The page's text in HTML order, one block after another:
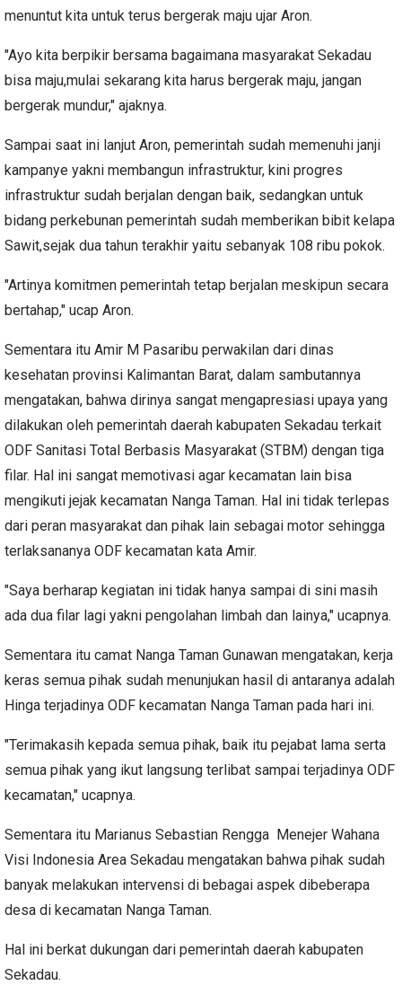
menuntut kita untuk terus bergerak maju ujar Aron.
"Ayo kita berpikir bersama bagaimana masyarakat Sekadau
bisa maju,mulai sekarang kita harus bergerak maju, jangan
bergerak mundur," ajaknya.
Sampai saat ini lanjut Aron, pemerintah sudah memenuhi janji
kampanye yakni membangun infrastruktur, kini progres
infrastruktur sudah berjalan dengan baik, sedangkan untuk
bidang perkebunan pemerintah sudah memberikan bibit kelapa
Sawit,sejak dua tahun terakhir yaitu sebanyak 108 ribu pokok.
"Artinya komitmen pemerintah tetap berjalan meskipun secara
bertahap," ucap Aron.
Sementara itu Amir M Pasaribu perwakilan dari dinas
kesehatan provinsi Kalimantan Barat, dalam sambutannya
mengatakan, bahwa dirinya sangat mengapresiasi upaya yang
dilakukan oleh pemerintah daerah kabupaten Sekadau terkait
ODF Sanitasi Total Berbasis Masyarakat (STBM) dengan tiga
filar. Hal ini sangat memotivasi agar kecamatan lain bisa
mengikuti jejak kecamatan Nanga Taman. Hal ini tidak terlepas
dari peran masyarakat dan pihak lain sebagai motor sehingga
terlaksananya ODF kecamatan kata Amir.
"Saya berharap kegiatan ini tidak hanya sampai di sini masih
ada dua filar lagi yakni pengolahan limbah dan lainya," ucapnya.
Sementara itu camat Nanga Taman Gunawan mengatakan, kerja
keras semua pihak sudah menunjukan hasil di antaranya adalah
Hinga terjadinya ODF kecamatan Nanga Taman pada hari ini.
"Terimakasih kepada semua pihak, baik itu pejabat lama serta
semua pihak yang ikut langsung terlibat sampai terjadinya ODF
kecamatan," ucapnya.
Sementara itu Marianus Sebastian Rengga Menejer Wahana
Visi Indonesia Area Sekadau mengatakan bahwa pihak sudah
banyak melakukan intervensi di bebagai aspek dibeberapa
desa di kecamatan Nanga Taman.
Hal ini berkat dukungan dari pemerintah daerah kabupaten
Sekadau.